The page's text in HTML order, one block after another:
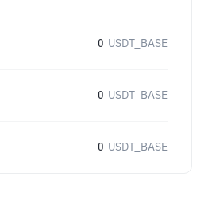
0 USDT_BASE
0 USDT_BASE
0 USDT_BASE